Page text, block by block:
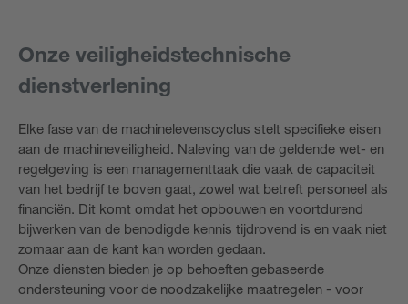
Onze veiligheidstechnische
dienstverlening
Elke fase van de machinelevenscyclus stelt specifieke eisen
aan de machineveiligheid. Naleving van de geldende wet- en
regelgeving is een managementtaak die vaak de capaciteit
van het bedrijf te boven gaat, zowel wat betreft personeel als
financiën. Dit komt omdat het opbouwen en voortdurend
bijwerken van de benodigde kennis tijdrovend is en vaak niet
zomaar aan de kant kan worden gedaan.
Onze diensten bieden je op behoeften gebaseerde
ondersteuning voor de noodzakelijke maatregelen - voor